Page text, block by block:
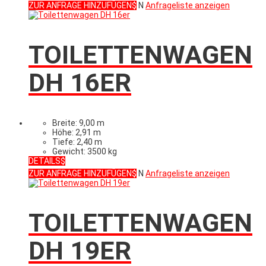
ZUR ANFRAGE HINZUFÜGEN
N Anfrageliste anzeigen
TOILETTENWAGEN
DH 16ER
Breite: 9,00 m
Höhe: 2,91 m
Tiefe: 2,40 m
Gewicht: 3500 kg
DETAILS
ZUR ANFRAGE HINZUFÜGEN
N Anfrageliste anzeigen
TOILETTENWAGEN
DH 19ER